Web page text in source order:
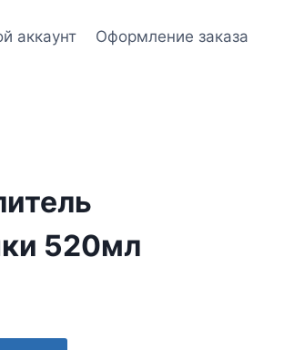
аккаунт Оформление заказа
520мл